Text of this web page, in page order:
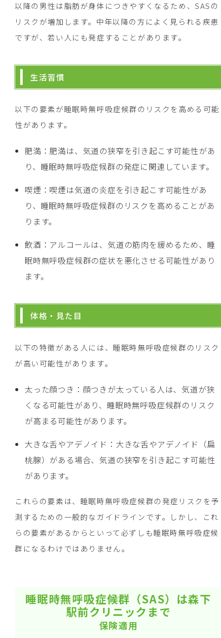
以降の男性は脂肪が身体につきやすくなるため、SASの
リスクが増加します。中年以降の方によく見られる疾患
ですが、若い人にも発症することがあります。
生活習慣
以下の要素が睡眠時無呼吸症候群のリスクを高める可能
性があります。
肥満：肥満は、気道の狭窄を引き起こす可能性があ
り、睡眠時無呼吸症候群の発症に関連しています。
喫煙：喫煙は気道の炎症を引き起こす可能性があ
り、睡眠時無呼吸症候群のリスクを高めることがあ
ります。
飲酒：アルコールは、気道の筋肉を緩めるため、睡
眠時無呼吸症候群の症状を悪化させる可能性があり
ます。
体格・見た目
以下の特徴がある人には、睡眠時無呼吸症候群のリスク
が高い可能性があります。
太った顔つき：顔つきが太っている人は、気道が狭
くなる可能性があり、睡眠時無呼吸症候群のリスク
が高まる可能性があります。
大きな舌やアデノイド：大きな舌やアデノイド（扁
桃腺）がある場合、気道の狭窄を引き起こす可能性
があります。
これらの要素は、睡眠時無呼吸症候群の発症リスクを予
測するための一般的なガイドラインです。しかし、これ
らの要素があるからといって必ずしも睡眠時無呼吸症候
群になるわけではありません。
睡眠時無呼吸症候群（SAS）は森下
駅前クリニックまで
保険適用